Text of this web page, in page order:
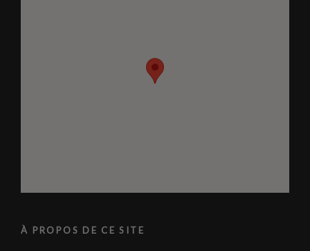
À PROPOS DE CE SITE